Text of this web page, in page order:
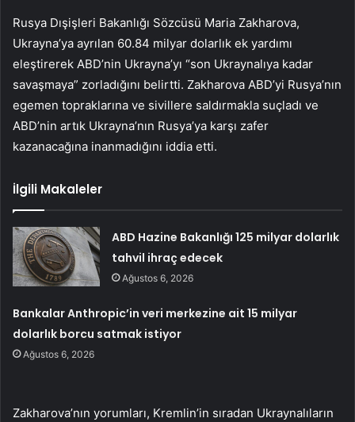
Rusya Dışişleri Bakanlığı Sözcüsü Maria Zakharova,
Ukrayna’ya ayrılan 60.84 milyar dolarlık ek yardımı
eleştirerek ABD’nin Ukrayna’yı “son Ukraynalıya kadar
savaşmaya” zorladığını belirtti. Zakharova ABD’yi Rusya’nın
egemen topraklarına ve sivillere saldırmakla suçladı ve
ABD’nin artık Ukrayna’nın Rusya’ya karşı zafer
kazanacağına inanmadığını iddia etti.
İlgili Makaleler
ABD Hazine Bakanlığı 125 milyar dolarlık
tahvil ihraç edecek
Ağustos 6, 2026
Bankalar Anthropic’in veri merkezine ait 15 milyar
dolarlık borcu satmak istiyor
Ağustos 6, 2026
Zakharova’nın yorumları, Kremlin’in sıradan Ukraynalıların